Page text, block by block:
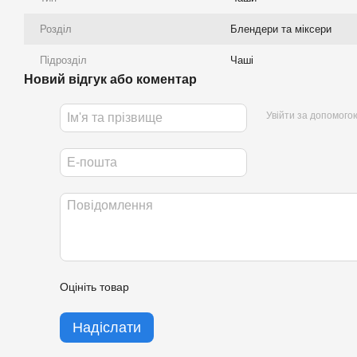
Розділ Блендери та міксери
Підрозділ Чаші
Новий відгук або коментар
Увійти за
Оцініть товар
Надіслати